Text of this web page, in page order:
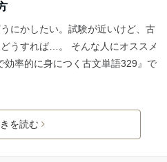
にかしたい。試験が近いけど、古
うすれば…。 そんな人にオススメ
効率的に身につく古文単語329』で
を読む